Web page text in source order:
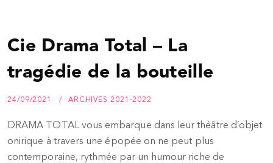
Cie Drama Total – La
tragédie de la bouteille
24/09/2021 ARCHIVES 2021-2022
DRAMA TOTAL vous embarque dans leur théâtre d’objet
onirique à travers une épopée on ne peut plus
contemporaine, rythmée par un humour riche de